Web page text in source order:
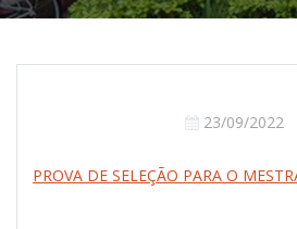
23/09/2022
PROVA DE SELEÇÃO PARA O